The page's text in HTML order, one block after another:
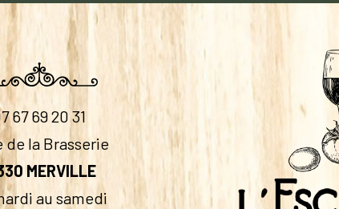
67 69 20 31
de la Brasserie
MERVILLE
au samedi